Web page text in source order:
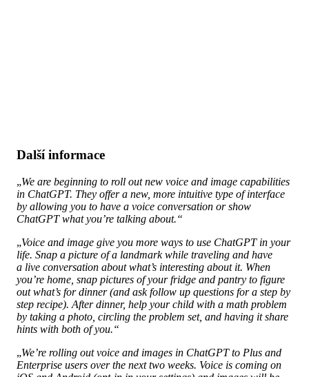
Další informace
„We are beginning to roll out new voice and image capabilities
in ChatGPT. They offer a new, more intuitive type of interface
by allowing you to have a voice conversation or show
ChatGPT what you’re talking about.“
„Voice and image give you more ways to use ChatGPT in your
life. Snap a picture of a landmark while traveling and have
a live conversation about what’s interesting about it. When
you’re home, snap pictures of your fridge and pantry to figure
out what’s for dinner (and ask follow up questions for a step by
step recipe). After dinner, help your child with a math problem
by taking a photo, circling the problem set, and having it share
hints with both of you.“
„We’re rolling out voice and images in ChatGPT to Plus and
Enterprise users over the next two weeks. Voice is coming on